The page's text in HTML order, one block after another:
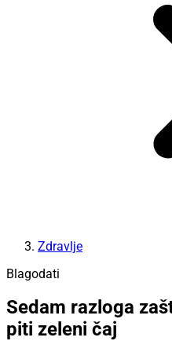
Zdravlje
Blagodati
Sedam razloga
piti zeleni čaj